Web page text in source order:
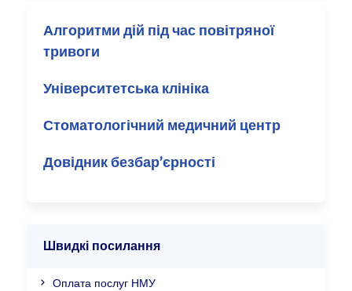
Алгоритми дій під час повітряної
тривоги
Університетська клініка
Стоматологічний медичний центр
Довідник безбар’єрності
Швидкі посилання
Оплата послуг НМУ